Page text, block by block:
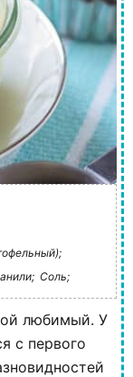
Соль;
любимый. У
с первого